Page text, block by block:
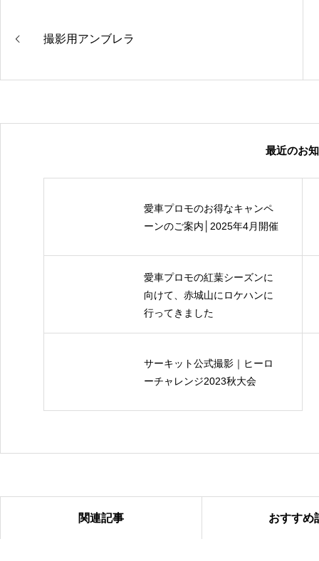
撮影用アンブレラ
最近のお
愛車プロモのお得なキャンペ
ーンのご案内│2025年4月開催
愛車プロモの紅葉シーズンに
向けて、赤城山にロケハンに
行ってきました
サーキット公式撮影｜ヒーロ
ーチャレンジ2023秋大会
関連記事 おすすめ